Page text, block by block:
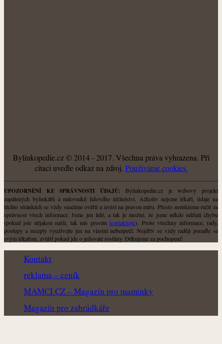
Bylinkopedie.cz © 2014 - 2017. Všechna práva vyhrazena. Při
citaci uveďte odkaz na zdroj. Použiváme cookies.
UPOZORNĚNÍ KE SPRÁVNOSTI ÚDAJŮ: Bylinkopedie.cz je webový projekt
zapálených bylinkářů a milovníků lidového léčitelství. Ačkoliv nejsme lékaři, údaje na
těchto stránkách se vždy snažíme ověřit a uvést na pravou míru. Přesto nemůžeme ručit za
správnost všech informací. Jsme jen lidé, a tak je možné, že jsme někde udělali chybu
(pokud jste nějakou našli, tak nás prosímkontaktujte). Proto všechny informace, rady,
postupy a recepty využívejte jen na vlastní nebezpečí. Nejdřív se vždy raději poraďte se
svým lékařem, zvlášť pokud jde o jedovaté rostliny. Děkujeme za pochopení!
Kontakt
reklama – ceník
MAMCI.CZ – Magazín pro maminky
Magazín pro zahrádkáře